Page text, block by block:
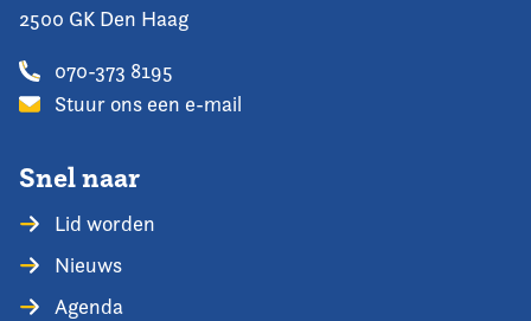
2500 GK Den Haag
070-373 8195
Stuur ons een e-mail
Snel naar
Lid worden
Nieuws
Agenda